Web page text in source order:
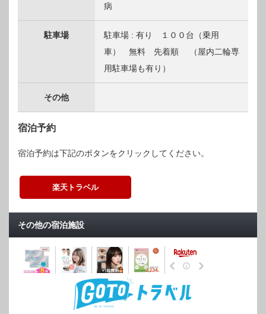
病
駐車場
駐車場 : 有り １００台（乗用
車） 無料 先着順 （屋内二輪専
用駐車場も有り）
その他
宿泊予約
宿泊予約は下記のボタンをクリックしてください。
楽天トラベル
その他の宿泊施設